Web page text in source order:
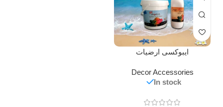
ايبوكسى ارضيات
Decor Accessories
In stock